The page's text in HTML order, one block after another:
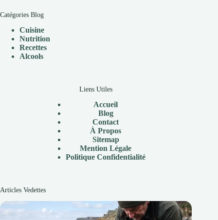
Catégories Blog
Cuisine
Nutrition
Recettes
Alcools
Liens Utiles
Accueil
Blog
Contact
À Propos
Sitemap
Mention Légale
Politique Confidentialité
Articles Vedettes